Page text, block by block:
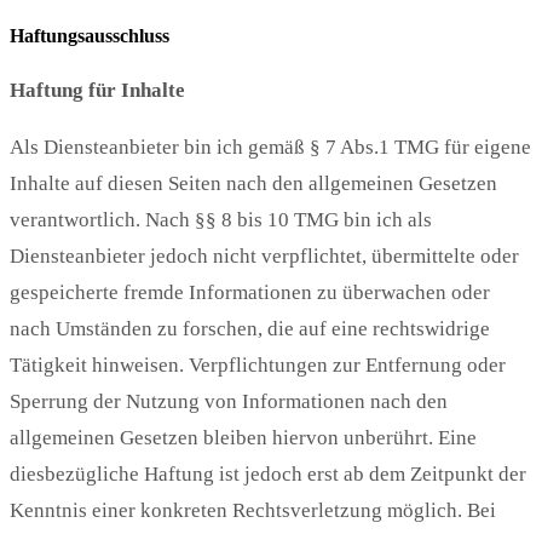
Haftungsausschluss
Haftung für Inhalte
Als Diensteanbieter bin ich gemäß § 7 Abs.1 TMG für eigene
Inhalte auf diesen Seiten nach den allgemeinen Gesetzen
verantwortlich. Nach §§ 8 bis 10 TMG bin ich als
Diensteanbieter jedoch nicht verpflichtet, übermittelte oder
gespeicherte fremde Informationen zu überwachen oder
nach Umständen zu forschen, die auf eine rechtswidrige
Tätigkeit hinweisen. Verpflichtungen zur Entfernung oder
Sperrung der Nutzung von Informationen nach den
allgemeinen Gesetzen bleiben hiervon unberührt. Eine
diesbezügliche Haftung ist jedoch erst ab dem Zeitpunkt der
Kenntnis einer konkreten Rechtsverletzung möglich. Bei